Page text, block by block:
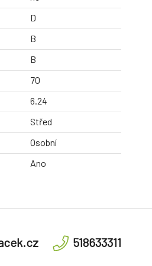
D
B
B
70
6.24
Střed
Osobní
Ano
518633311